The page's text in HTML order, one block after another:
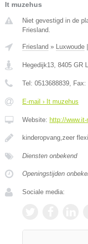
It muzehus
Niet gevestigd in de
Friesland.
Friesland » Luxwoude
Hegedijk13, 8405 GR
Tel: 0513688839, Fax:
E-mail › It muzehus
Website: http://
kinderopvang,zeer
Diensten onbekend
Openingstijden
Sociale media: